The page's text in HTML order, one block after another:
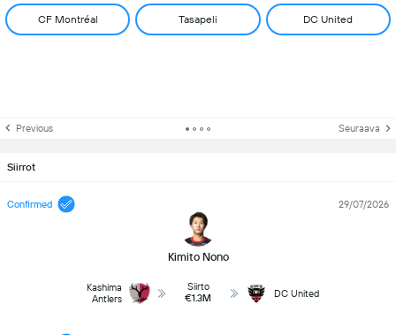
CF Montréal Tasapeli DC United
Previous Seuraava
Siirrot
Confirmed
Kimito Nono
29/07/2026
Kashima
Antlers
Siirto
€1.3M
DC United